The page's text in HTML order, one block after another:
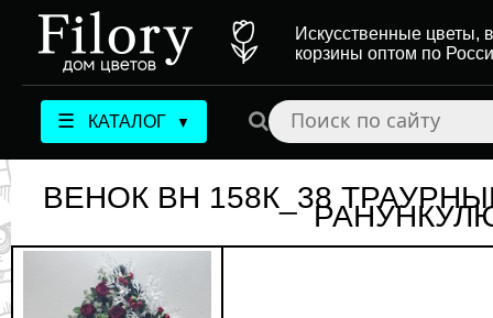
Искусственные цветы,
корзины оптом по
☰ КАТАЛОГ ▼
ВЕНОК ВН 158К_38